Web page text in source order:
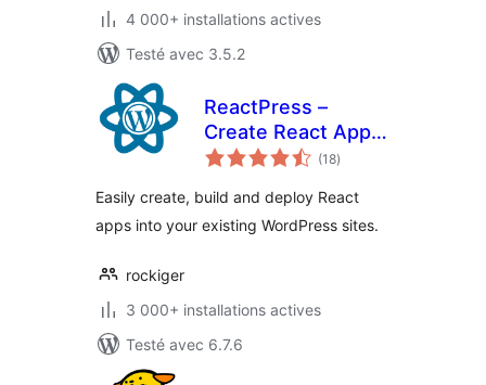
4 000+ installations actives
Testé avec 3.5.2
ReactPress –
Create React App
for WordPress
(18notes
en
)
Easily create, build and deploy React
apps into your existing WordPress sites.
rockiger
3 000+ installations actives
Testé avec 6.7.6